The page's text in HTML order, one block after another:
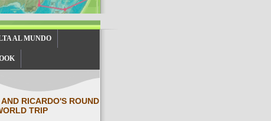
AL MUNDO
RICARDO'S ROUND
TRIP